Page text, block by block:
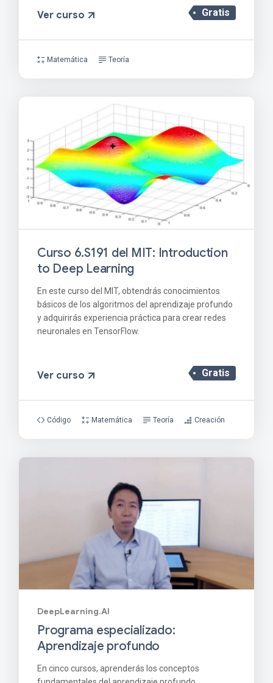
Gratis
Ver curso
Matemática Teoría
Curso 6.S191 del MIT: Introduction
to Deep Learning
En este curso del MIT, obtendrás conocimientos
básicos de los algoritmos del aprendizaje profundo
y adquirirás experiencia práctica para crear redes
neuronales en TensorFlow.
Gratis
Ver curso
Código Matemática Teoría Creación
DeepLearning.AI
Programa especializado:
Aprendizaje profundo
En cinco cursos, aprenderás los conceptos